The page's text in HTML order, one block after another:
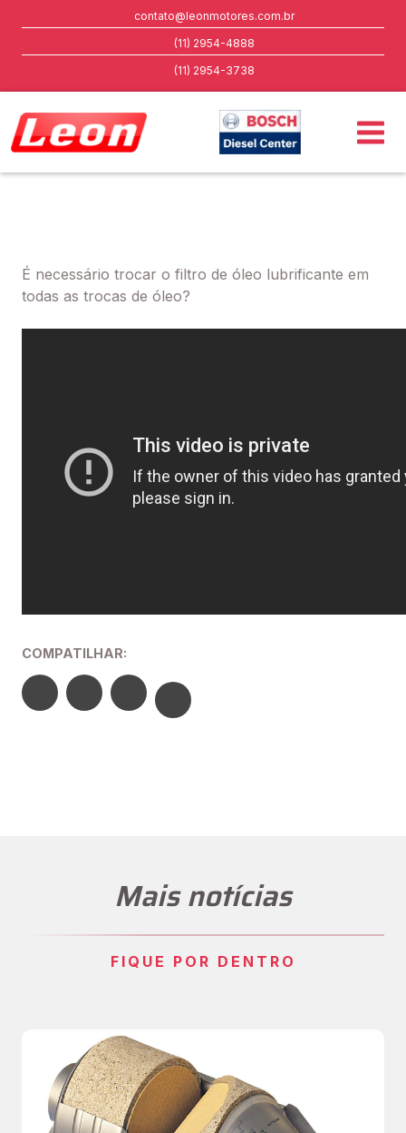
contato@leonmotores.com.br
(11) 2954-4888
(11) 2954-3738
É necessário trocar o filtro de óleo lubrificante em
todas as trocas de óleo?
COMPATILHAR:
Mais notícias
FIQUE POR DENTRO